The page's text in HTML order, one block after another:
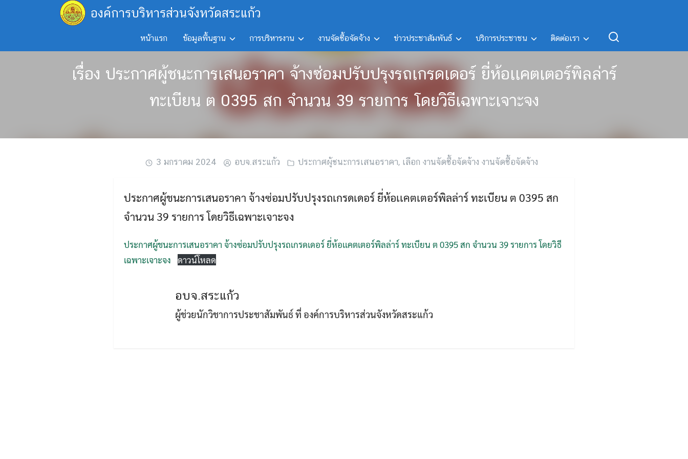
องค์การบริหารส่วนจังหวัดสระแก้ว
หน้าแรก ข้อมูลพื้นฐาน การบริหารงาน งานจัดซื้อจัดจ้าง ข่าวประชาสัมพันธ์ บริการประชาชน ติดต่อเรา
เรื่อง ประกาศผู้ชนะการเสนอราคา จ้างซ่อมปรับปรุงรถเกรดเดอร์ ยี่ห้อเเคตเตอร์พิลล่าร์
ทะเบียน ต 0395 สก จำนวน 39 รายการ โดยวิธีเฉพาะเจาะจง
3 มกราคม 2024 อบจ.สระแก้ว ประกาศผู้ชนะการเสนอราคา, เลือก งานจัดซื้อจัดจ้าง งานจัดซื้อจัดจ้าง
ประกาศผู้ชนะการเสนอราคา จ้างซ่อมปรับปรุงรถเกรดเดอร์ ยี่ห้อเเคตเตอร์พิลล่าร์ ทะเบียน ต 0395 สก
จำนวน 39 รายการ โดยวิธีเฉพาะเจาะจง
ประกาศผู้ชนะการเสนอราคา จ้างซ่อมปรับปรุงรถเกรดเดอร์ ยี่ห้อเเคตเตอร์พิลล่าร์ ทะเบียน ต 0395 สก จำนวน 39 รายการ โดยวิธี
เฉพาะเจาะจง
ดาวน์โหลด
อบจ.สระแก้ว
ผู้ช่วยนักวิชาการประชาสัมพันธ์ ที่ องค์การบริหารส่วนจังหวัดสระแก้ว